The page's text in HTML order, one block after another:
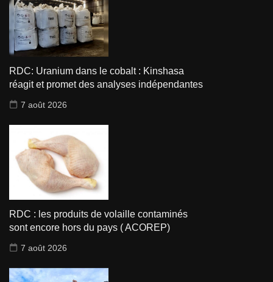
RDC: Uranium dans le cobalt : Kinshasa
réagit et promet des analyses indépendantes
7 août 2026
RDC : les produits de volaille contaminés
sont encore hors du pays ( ACOREP)
7 août 2026